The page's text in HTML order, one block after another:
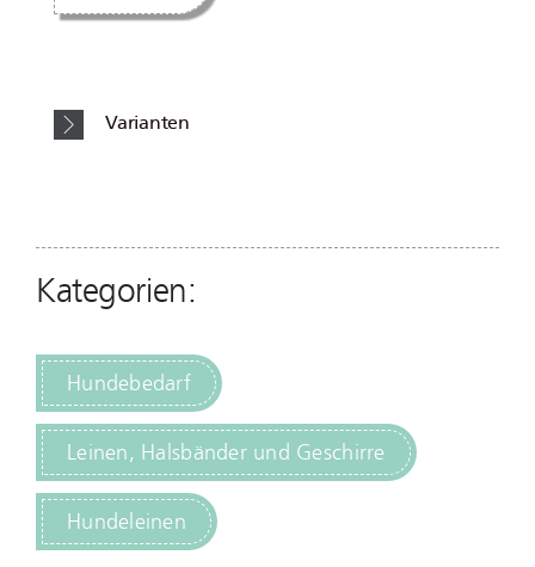
Varianten
Kategorien:
Hundebedarf
Leinen, Halsbänder und Geschirre
Hundeleinen